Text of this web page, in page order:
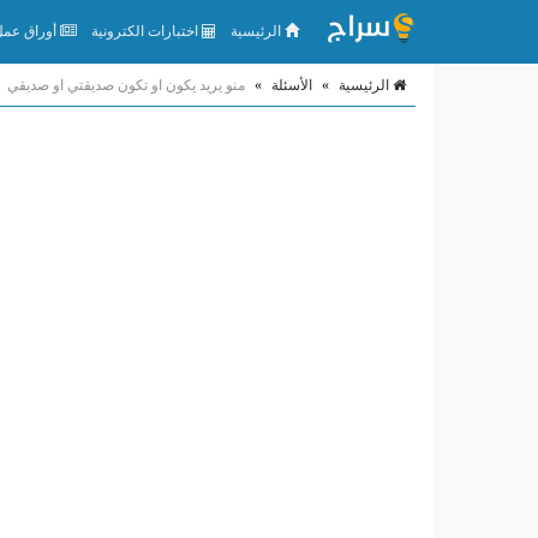
الرئيسية اختبارات الكترونية أوراق
الرئيسية » الأسئلة » منو يريد يكون او تكون صديقتي او صديقي